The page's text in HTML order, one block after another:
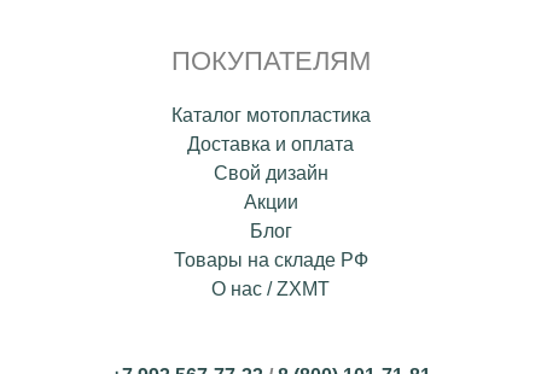
ПОКУПАТЕЛЯМ
Каталог мотопластика
Доставка и оплата
Свой дизайн
Акции
Блог
Товары на складе РФ
О нас / ZXMT